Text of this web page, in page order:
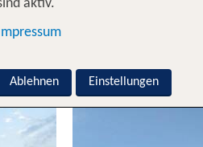
Erinnerungen an deine
Österreich für 7
aktiv.
Impressum
Ablehnen Einstellungen